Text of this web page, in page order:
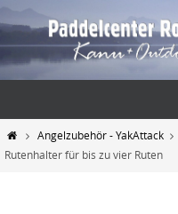
Inhalt
springen
StartAngelzubehör - YakAttack
Rutenhalter für bis zu vier Ruten